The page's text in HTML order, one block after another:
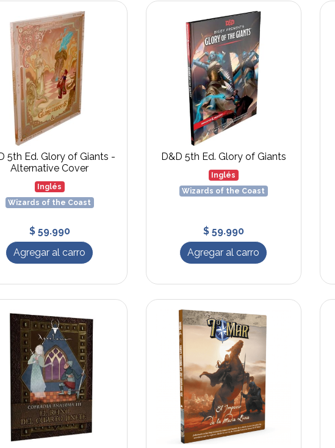
5th Ed. Glory of Giants -
Alternative Cover
Inglés
Wizards of the Coast
$ 59.990
Agregar al carro
D&D 5th Ed. Glory of Giants
Inglés
Wizards of the Coast
$ 59.990
Agregar al carro